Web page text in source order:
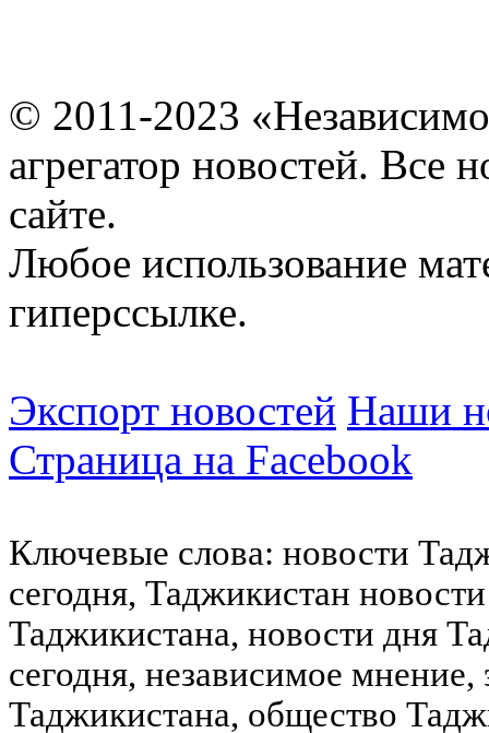
© 2011-2023
агрегатор новостей. Все
сайте.
Любое использование
гиперссылке.
Экспорт новостей Наши
Страница на Facebook
Ключевые слова: новости
сегодня, Таджикистан
Таджикистана, новости дня
сегодня, независимое
Таджикистана, общество